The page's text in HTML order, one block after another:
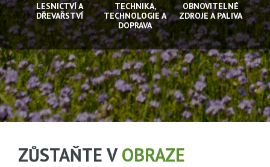
LESNICTVÍ A
DŘEVAŘSTVÍ
TECHNIKA,
TECHNOLOGIE A
DOPRAVA
OBNOVITELNÉ
ZDROJE A PALIVA
ZŮSTAŇTE VOBRAZE